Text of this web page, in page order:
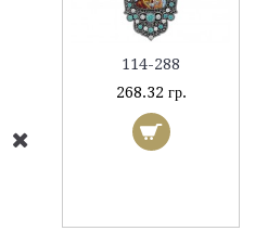
114-288
268.32 гр.